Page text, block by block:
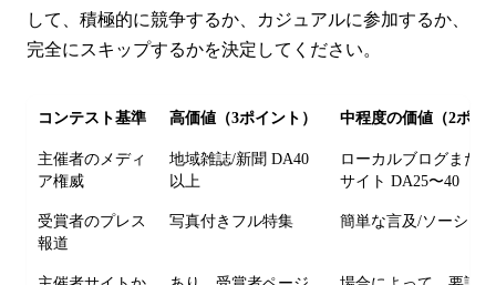
して、積極的に競争するか、カジュアルに参加するか、
完全にスキップするかを決定してください。
コンテスト基準 高価値（3ポイント） 中程度の価値（2ポイ
主催者のメディ
ア権威
地域雑誌/新聞 DA40
以上
ローカルブログまた
サイト DA25〜40
受賞者のプレス
報道
写真付きフル特集 簡単な言及/ソーシャ